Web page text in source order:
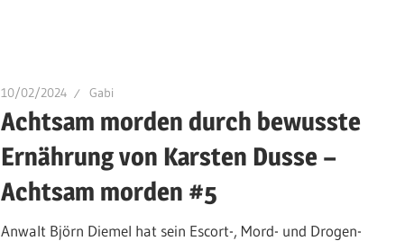
10/02/2024 Gabi
Achtsam morden durch bewusste
Ernährung von Karsten Dusse –
Achtsam morden #5
Anwalt Björn Diemel hat sein Escort-, Mord- und Drogen-